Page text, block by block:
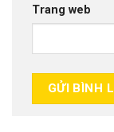
Trang web